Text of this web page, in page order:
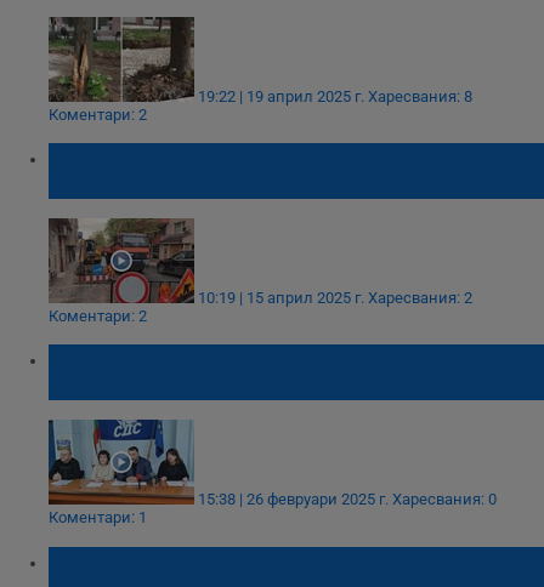
19:22 | 19 април 2025 г. Харесвания: 8
Коментари: 2
10:19 | 15 април 2025 г. Харесвания: 2
Коментари: 2
15:38 | 26 февруари 2025 г. Харесвания: 0
Коментари: 1